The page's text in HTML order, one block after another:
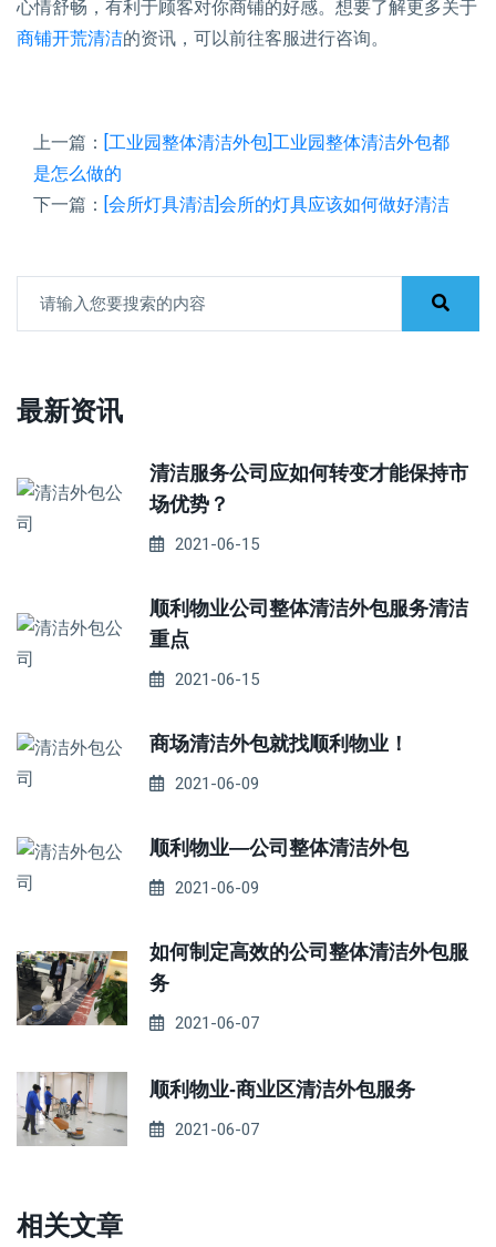
心情舒畅，有利于顾客对你商铺的好感。想要了解更多关于
商铺开荒清洁的资讯，可以前往客服进行咨询。
上一篇： [工业园整体清洁外包]工业园整体清洁外包都
是怎么做的
下一篇： [会所灯具清洁]会所的灯具应该如何做好清洁
最新资讯
清洁服务公司应如何转变才能保持市
场优势？
2021-06-15
顺利物业公司整体清洁外包服务清洁
重点
2021-06-15
商场清洁外包就找顺利物业！
2021-06-09
顺利物业—公司整体清洁外包
2021-06-09
如何制定高效的公司整体清洁外包服
务
2021-06-07
顺利物业-商业区清洁外包服务
2021-06-07
相关文章